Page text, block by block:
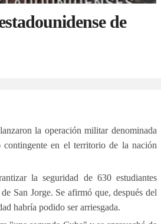
de
la operación militar denominada
en el territorio de la nación
la seguridad de 630 estudiantes
San Jorge. Se afirmó que, después del
habría podido ser arriesgada.